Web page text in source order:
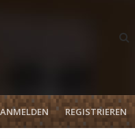
ANMELDEN REGISTRIEREN